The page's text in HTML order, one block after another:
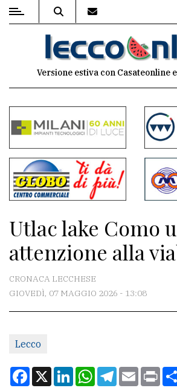
MENU
commenti
Contenuti
del
sito
Meteo
CONTATTI
Scrivici
Per
la
Versione estiva con Casateonline
Utlac lake Como
attenzione alla
CRONACA LECCHESE
GIOVEDÌ, 07 MAGGIO 2026 - 13:08
Lecco
Facebook
X LinkedInWhatsApp
Telegram
Email